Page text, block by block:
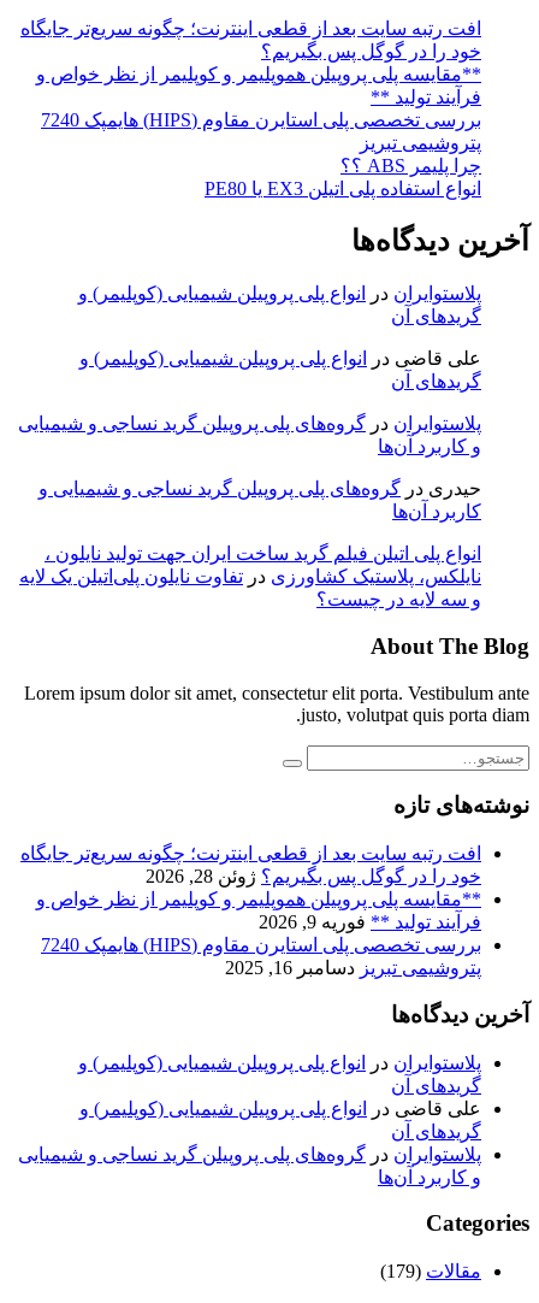
افت رتبه سایت بعد از قطعی اینترنت؛ چگونه سریع‌تر جایگاه
خود را در گوگل پس بگیریم؟
**مقایسه پلی پروپیلن هموپلیمر و کوپلیمر از نظر خواص و
فرآیند تولید **
بررسی تخصصی پلی استایرن مقاوم (HIPS) هایمپک 7240
پتروشیمی تبریز
چرا پلیمر ABS ؟؟
انواع استفاده پلی اتیلن EX3 یا PE80
آخرین دیدگاه‌ها
پلاستوایران در
انواع پلی پروپیلن‌ شیمیایی (کوپلیمر) و
گریدهای آن
علی قاضی در
انواع پلی پروپیلن‌ شیمیایی (کوپلیمر) و
گریدهای آن
پلاستوایران در گروه‌های پلی پروپیلن‌ گرید نساجی و شیمیایی
و کاربرد آن‌ها
حیدری در گروه‌های پلی پروپیلن‌ گرید نساجی و شیمیایی و
کاربرد آن‌ها
انواع پلی اتیلن فیلم گرید ساخت ایران جهت تولید نایلون ،
نایلکس، پلاستیک کشاورزی در تفاوت نایلون پلی‌اتیلن یک لایه
و سه لایه در چیست؟
About The Blog
Lorem ipsum dolor sit amet, consectetur elit porta. Vestibulum ante
justo, volutpat quis porta diam.
نوشته‌های تازه
افت رتبه سایت بعد از قطعی اینترنت؛ چگونه سریع‌تر جایگاه
خود را در گوگل پس بگیریم؟ ژوئن 28, 2026
**مقایسه پلی پروپیلن هموپلیمر و کوپلیمر از نظر خواص و
فرآیند تولید ** فوریه 9, 2026
بررسی تخصصی پلی استایرن مقاوم (HIPS) هایمپک 7240
پتروشیمی تبریز دسامبر 16, 2025
آخرین دیدگاه‌ها
پلاستوایران در
انواع پلی پروپیلن‌ شیمیایی (کوپلیمر) و
گریدهای آن
علی قاضی در
انواع پلی پروپیلن‌ شیمیایی (کوپلیمر) و
گریدهای آن
پلاستوایران در گروه‌های پلی پروپیلن‌ گرید نساجی و شیمیایی
و کاربرد آن‌ها
Categories
مقالات (179)